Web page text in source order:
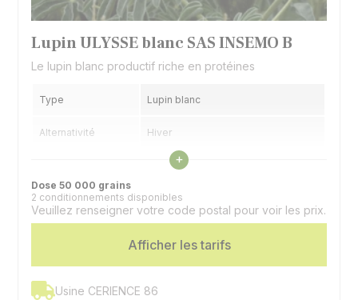
Lupin ULYSSE blanc SAS INSEMO B
Le lupin blanc productif riche en protéines
Type Lupin blanc
Alternativité Hiver
Demi précoce
Utilisation Graines, couvert
Voir les caractéristiques
+
Dose 50 000 grains
2 conditionnements disponibles
Veuillez renseigner votre code postal pour voir les prix.
Afficher les tarifs
Usine CERIENCE 86